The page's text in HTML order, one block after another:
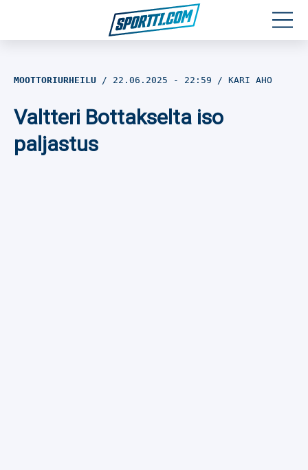
Jalkapallo
MOOTTORIURHEILU 22.06.2025 - 22:59 KARI AHO
Valtteri Bottakselta iso
paljastus